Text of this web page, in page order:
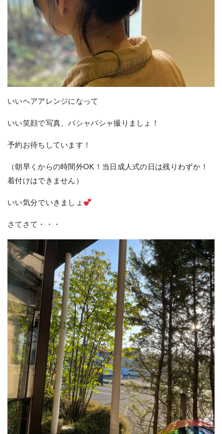
いいヘアアレンジになって
いい笑顔で写真、パシャパシャ撮りましょ！
予約お待ちしています！
（朝早くからの時間外OK！当日成人式の日は残りわずか！
着付けはできません）
いい気分でいきましょ
さてさて・・・